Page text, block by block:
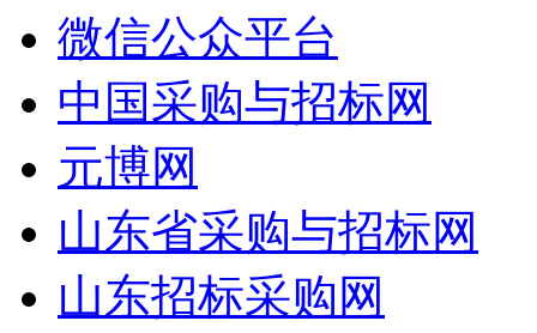
微信公众平台
中国采购与招标网
元博网
山东省采购与招标网
山东招标采购网